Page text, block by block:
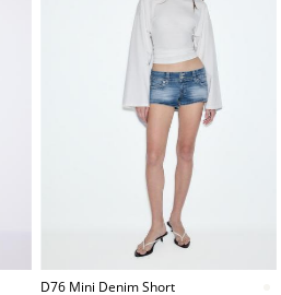
D76 Mini Denim Short